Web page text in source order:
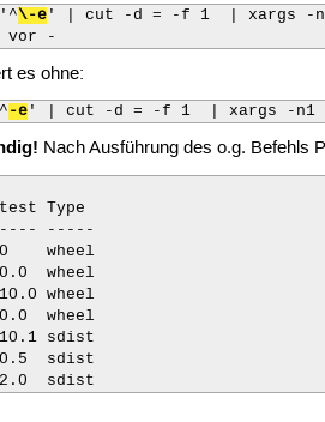
\-e' | cut -d = -f 1  | xargs -
vor -
es ohne:
-e' | cut -d = -f 1  | xargs -n1
Nach Ausführung des o.g. Befehls
Type
-----
wheel
wheel
wheel
wheel
sdist
sdist
sdist